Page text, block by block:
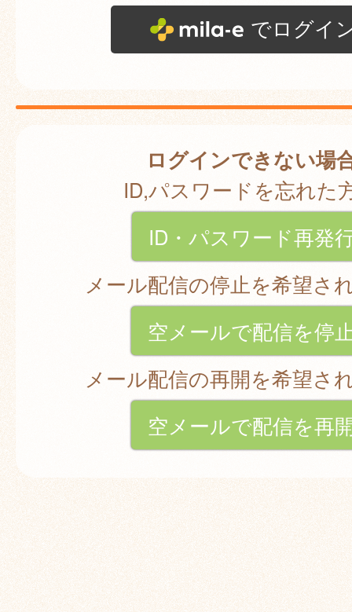
でログイ
ログインできない場
ID,パスワードを忘れた
ID・パスワード再発
メール配信の停止を希望さ
空メールで配信を停
メール配信の再開を希望さ
空メールで配信を再